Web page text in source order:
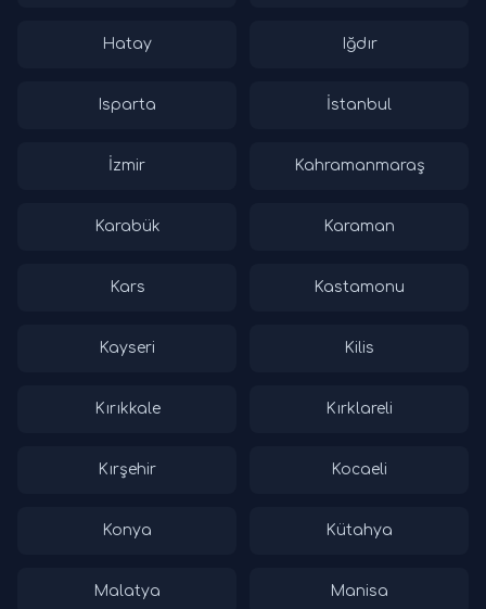
Hatay Iğdır
Isparta İstanbul
İzmir Kahramanmaraş
Karabük Karaman
Kars Kastamonu
Kayseri Kilis
Kırıkkale Kırklareli
Kırşehir Kocaeli
Konya Kütahya
Malatya Manisa